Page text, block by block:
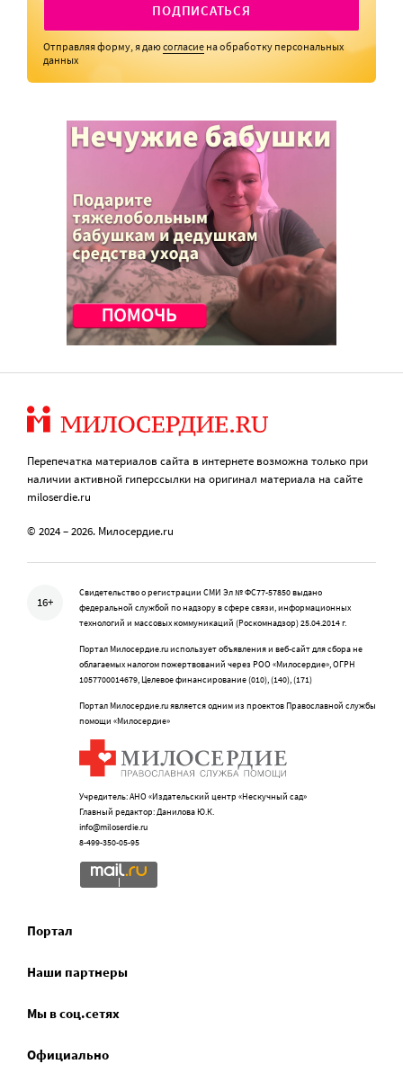
ПОДПИСАТЬСЯ
Отправляя форму, я даюсогласие на обработку персональных
данных
Перепечатка материалов сайта в интернете возможна только при
наличии активной гиперссылки на оригинал материала на сайте
miloserdie.ru
© 2024 – 2026. Милосердие.ru
16+
Свидетельство о регистрации СМИ Эл № ФС77-57850 выдано
федеральной службой по надзору в сфере связи, информационных
технологий и массовых коммуникаций (Роскомнадзор) 25.04.2014 г.
Портал Милосердие.ru использует объявления и веб-сайт для сбора не
облагаемых налогом пожертвований через РОО «Милосердие», ОГРН
1057700014679, Целевое финансирование (010), (140), (171)
Портал Милосердие.ru является одним из проектов Православной службы
помощи «Милосердие»
Учредитель: АНО «Издательский центр «Нескучный сад»
Главный редактор: Данилова Ю.К.
info@miloserdie.ru
8-499-350-05-95
Портал
Наши партнеры
Мы в соц.сетях
Официально